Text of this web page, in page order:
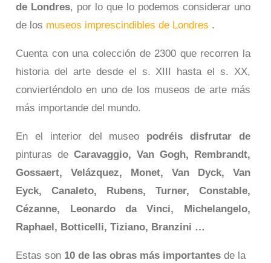
de Londres, por lo que lo podemos considerar uno
de los museos imprescindibles de Londres .
Cuenta con una colección de 2300 que recorren la
historia del arte desde el s. XIII hasta el s. XX,
convierténdolo en uno de los museos de arte más
más importande del mundo.
En el interior del museo podréis disfrutar de
pinturas deCaravaggio, Van Gogh, Rembrandt,
Gossaert, Velázquez, Monet, Van Dyck, Van
Eyck, Canaleto, Rubens, Turner, Constable,
Cézanne, Leonardo da Vinci, Michelangelo,
Raphael, Botticelli, Tiziano, Branzini …
Estas son 10 de las obras más importantes de la